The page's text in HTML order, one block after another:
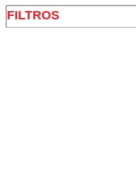
FILTROS